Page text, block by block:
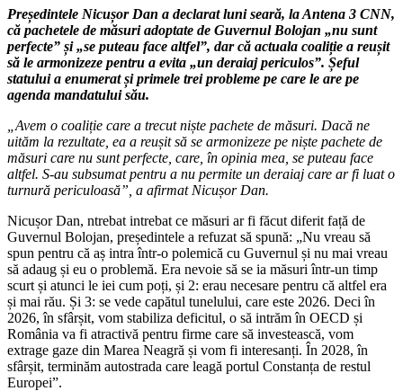
Președintele Nicușor Dan a declarat luni seară, la Antena 3 CNN,
că pachetele de măsuri adoptate de Guvernul Bolojan „nu sunt
perfecte” și „se puteau face altfel”, dar că actuala coaliție a reușit
să le armonizeze pentru a evita „un deraiaj periculos”. Șeful
statului a enumerat și primele trei probleme pe care le are pe
agenda mandatului său.
„Avem o coaliție care a trecut niște pachete de măsuri. Dacă ne
uităm la rezultate, ea a reușit să se armonizeze pe niște pachete de
măsuri care nu sunt perfecte, care, în opinia mea, se puteau face
altfel. S-au subsumat pentru a nu permite un deraiaj care ar fi luat o
turnură periculoasă”, a afirmat Nicușor Dan.
Nicușor Dan, ntrebat intrebat ce măsuri ar fi făcut diferit față de
Guvernul Bolojan, președintele a refuzat să spună: „Nu vreau să
spun pentru că aș intra într-o polemică cu Guvernul și nu mai vreau
să adaug și eu o problemă. Era nevoie să se ia măsuri într-un timp
scurt și atunci le iei cum poți, și 2: erau necesare pentru că altfel era
și mai rău. Și 3: se vede capătul tunelului, care este 2026. Deci în
2026, în sfârșit, vom stabiliza deficitul, o să intrăm în OECD și
România va fi atractivă pentru firme care să investească, vom
extrage gaze din Marea Neagră și vom fi interesanți. În 2028, în
sfârșit, terminăm autostrada care leagă portul Constanța de restul
Europei”.